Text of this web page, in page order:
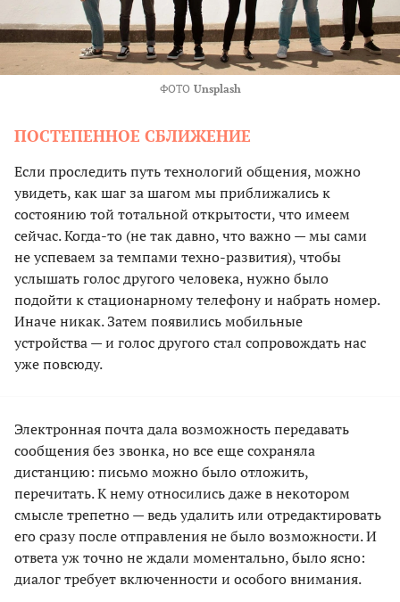
ФОТО Unsplash
ПОСТЕПЕННОЕ СБЛИЖЕНИЕ
Если проследить путь технологий общения, можно
увидеть, как шаг за шагом мы приближались к
состоянию той тотальной открытости, что имеем
сейчас. Когда-то (не так давно, что важно — мы сами
не успеваем за темпами техно-развития), чтобы
услышать голос другого человека, нужно было
подойти к стационарному телефону и набрать номер.
Иначе никак. Затем появились мобильные
устройства — и голос другого стал сопровождать нас
уже повсюду.
Электронная почта дала возможность передавать
сообщения без звонка, но все еще сохраняла
дистанцию: письмо можно было отложить,
перечитать. К нему относились даже в некотором
смысле трепетно — ведь удалить или отредактировать
его сразу после отправления не было возможности. И
ответа уж точно не ждали моментально, было ясно:
диалог требует включенности и особого внимания.